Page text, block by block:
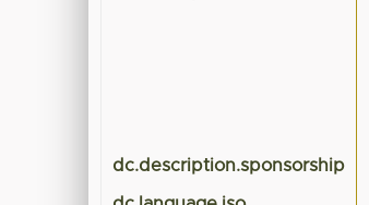
dc.description.sponsorship